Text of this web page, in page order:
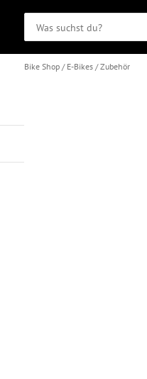
Bike Shop E-Bikes Zubehör